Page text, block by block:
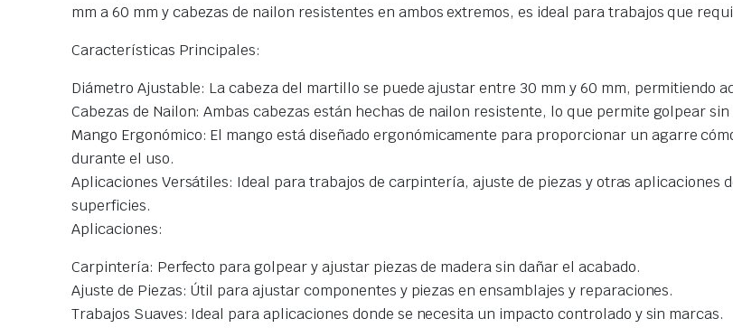
mm a 60 mm y cabezas de nailon resistentes en ambos extremos, es ideal para trabajos que
Características Principales:
Diámetro Ajustable: La cabeza del martillo se puede ajustar entre 30 mm y 60 mm, permitiendo
Cabezas de Nailon: Ambas cabezas están hechas de nailon resistente, lo que permite golpear
Mango Ergonómico: El mango está diseñado ergonómicamente para proporcionar un agarre
durante el uso.
Aplicaciones Versátiles: Ideal para trabajos de carpintería, ajuste de piezas y otras aplicaciones
superficies.
Aplicaciones:
Carpintería: Perfecto para golpear y ajustar piezas de madera sin dañar el acabado.
Ajuste de Piezas: Útil para ajustar componentes y piezas en ensamblajes y reparaciones.
Trabajos Suaves: Ideal para aplicaciones donde se necesita un impacto controlado y sin marcas.